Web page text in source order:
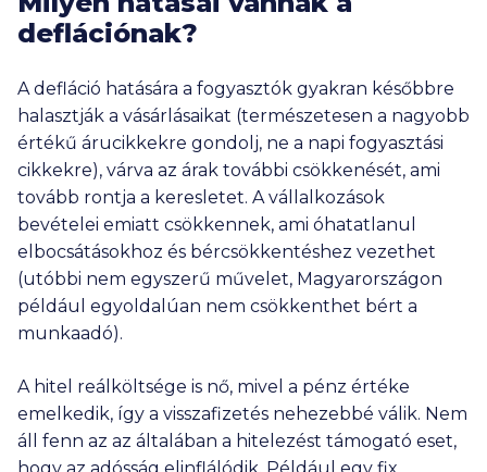
deflációnak?
A defláció hatására a fogyasztók gyakran későbbre
halasztják a vásárlásaikat (természetesen a nagyobb
értékű árucikkekre gondolj, ne a napi fogyasztási
cikkekre), várva az árak további csökkenését, ami
tovább rontja a keresletet. A vállalkozások
bevételei emiatt csökkennek, ami óhatatlanul
elbocsátásokhoz és bércsökkentéshez vezethet
(utóbbi nem egyszerű művelet, Magyarországon
például egyoldalúan nem csökkenthet bért a
munkaadó).
A hitel reálköltsége is nő, mivel a pénz értéke
emelkedik, így a visszafizetés nehezebbé válik. Nem
áll fenn az az általában a hitelezést támogató eset,